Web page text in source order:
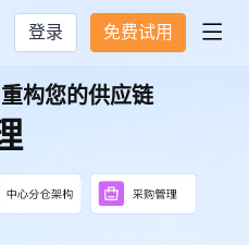
登录 免费试用 
构您的供应链